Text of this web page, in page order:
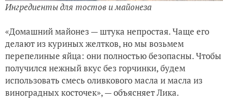
Ингредиенты для тостов и майонеза
«Домашний майонез — штука непростая. Чаще его
делают из куриных желтков, но мы возьмем
перепелиные яйца: они полностью безопасны. Чтобы
получился нежный вкус без горчинки, будем
использовать смесь оливкового масла и масла из
виноградных косточек», — объясняет Лика.